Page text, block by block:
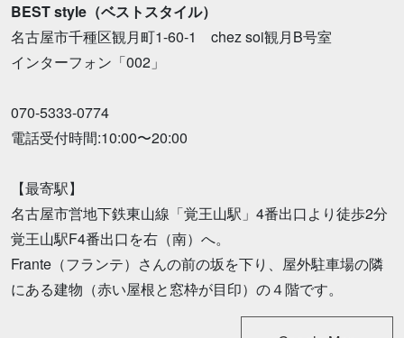
BEST style（ベストスタイル）
名古屋市千種区観月町1-60-1 chez soi観月B号室
インターフォン「002」
070-5333-0774
電話受付時間:10:00〜20:00
【最寄駅】
名古屋市営地下鉄東山線「覚王山駅」4番出口より徒歩2分
覚王山駅F4番出口を右（南）へ。
Frante（フランテ）さんの前の坂を下り、屋外駐車場の隣
にある建物（赤い屋根と窓枠が目印）の４階です。